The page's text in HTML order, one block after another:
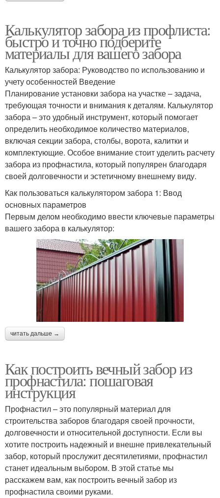
Калькулятор забора из профлиста:
быстро и точно подберите
материалы для вашего забора
Калькулятор забора: Руководство по использованию и
учету особенностей Введение
Планирование установки забора на участке – задача,
требующая точности и внимания к деталям. Калькулятор
забора – это удобный инструмент, который помогает
определить необходимое количество материалов,
включая секции забора, столбы, ворота, калитки и
комплектующие. Особое внимание стоит уделить расчету
забора из профнастила, который популярен благодаря
своей долговечности и эстетичному внешнему виду.
Как пользоваться калькулятором забора 1: Ввод
основных параметров
Первым делом необходимо ввести ключевые параметры
вашего забора в калькулятор:
читать дальше →
Как построить вечный забор из
профнастила: пошаговая
инструкция
Профнастил – это популярный материал для
строительства заборов благодаря своей прочности,
долговечности и относительной доступности. Если вы
хотите построить надежный и внешне привлекательный
забор, который прослужит десятилетиями, профнастил
станет идеальным выбором. В этой статье мы
расскажем вам, как построить вечный забор из
профнастила своими руками.